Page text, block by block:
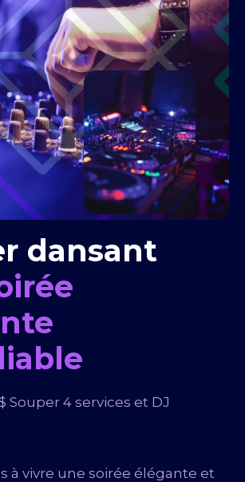
dansant
Souper 4 services et DJ
à vivre une soirée élégante et